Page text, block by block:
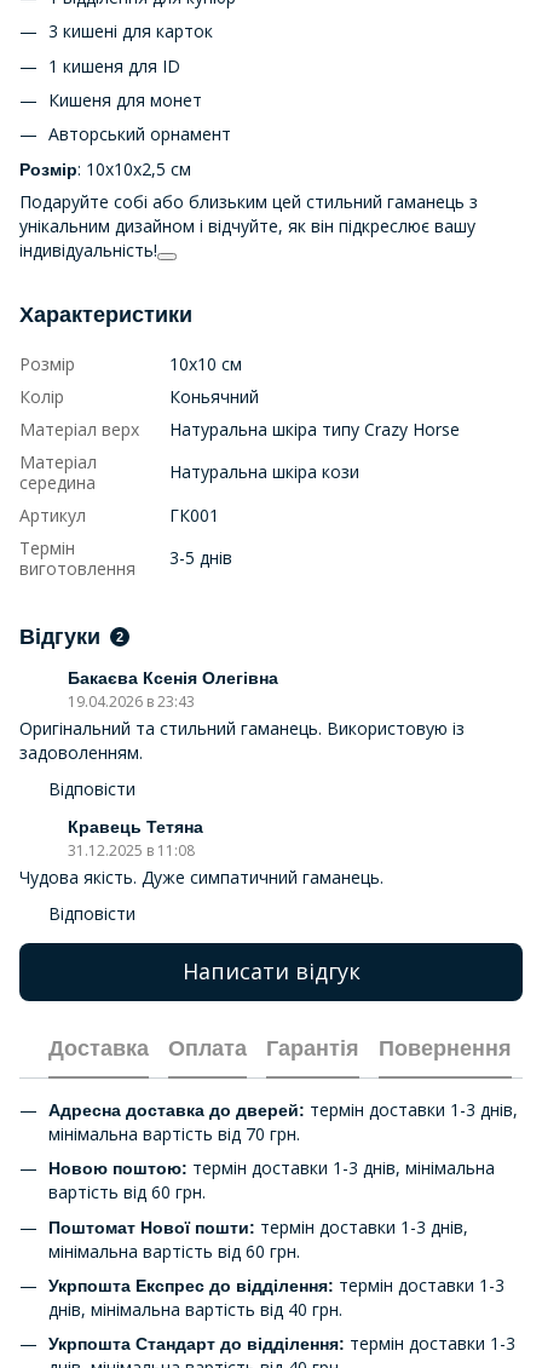
3 кишені для карток
1 кишеня для ID
Кишеня для монет
Авторський орнамент
Розмір: 10х10х2,5 см
Подаруйте собі або близьким цей стильний гаманець з
унікальним дизайном і відчуйте, як він підкреслює вашу
індивідуальність!
Характеристики
Розмір
10х10 см
Колір
Коньячний
Матеріал верх
Натуральна шкіра типу Crazy Horse
Матеріал
середина
Натуральна шкіра кози
Артикул
ГК001
Термін
виготовлення
3-5 днів
Відгуки 2
Бакаєва Ксенія Олегівна
19.04.2026 в 23:43
Оригінальний та стильний гаманець. Використовую із
задоволенням.
Відповісти
Кравець Тетяна
31.12.2025 в 11:08
Чудова якість. Дуже симпатичний гаманець.
Відповісти
Написати відгук
Доставка Оплата Гарантія Повернення
Адресна доставка до дверей: термін доставки 1-3 днів,
мінімальна вартість від 70 грн.
Новою поштою: термін доставки 1-3 днів, мінімальна
вартість від 60 грн.
Поштомат Нової пошти: термін доставки 1-3 днів,
мінімальна вартість від 60 грн.
Укрпошта Експрес до відділення: термін доставки 1-3
днів, мінімальна вартість від 40 грн.
Укрпошта Стандарт до відділення: термін доставки 1-3